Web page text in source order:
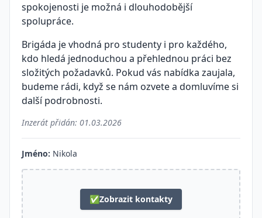
spokojenosti je možná i dlouhodobější
spolupráce.
Brigáda je vhodná pro studenty i pro každého,
kdo hledá jednoduchou a přehlednou práci bez
složitých požadavků. Pokud vás nabídka zaujala,
budeme rádi, když se nám ozvete a domluvíme si
další podrobnosti.
Inzerát přidán: 01.03.2026
Jméno: Nikola
✅Zobrazit kontakty